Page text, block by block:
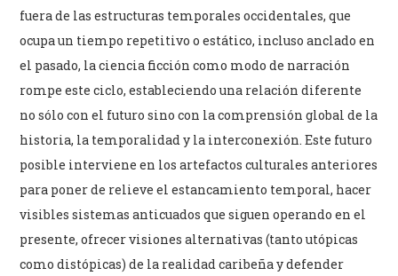
fuera de las estructuras temporales occidentales, que
ocupa un tiempo repetitivo o estático, incluso anclado en
el pasado, la ciencia ficción como modo de narración
rompe este ciclo, estableciendo una relación diferente
no sólo con el futuro sino con la comprensión global de la
historia, la temporalidad y la interconexión. Este futuro
posible interviene en los artefactos culturales anteriores
para poner de relieve el estancamiento temporal, hacer
visibles sistemas anticuados que siguen operando en el
presente, ofrecer visiones alternativas (tanto utópicas
como distópicas) de la realidad caribeña y defender